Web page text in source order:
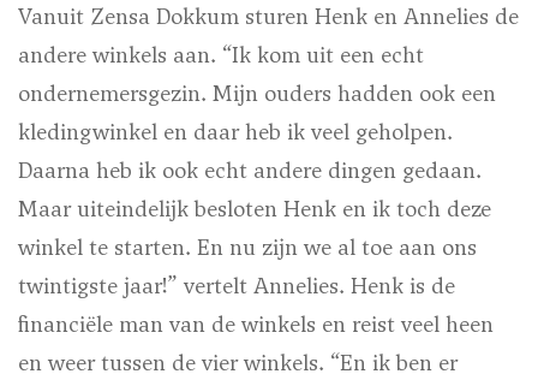
Vanuit Zensa Dokkum sturen Henk en Annelies de
andere winkels aan. “Ik kom uit een echt
ondernemersgezin. Mijn ouders hadden ook een
kledingwinkel en daar heb ik veel geholpen.
Daarna heb ik ook echt andere dingen gedaan.
Maar uiteindelijk besloten Henk en ik toch deze
winkel te starten. En nu zijn we al toe aan ons
twintigste jaar!” vertelt Annelies. Henk is de
financiële man van de winkels en reist veel heen
en weer tussen de vier winkels. “En ik ben er